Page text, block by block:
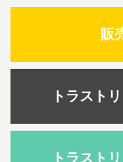
販
トラスト
トラスト